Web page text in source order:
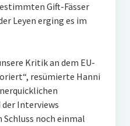
Gift-Fässer
Leyen erging es im
Kritik an dem EU-
resümierte Hanni
Interviews
noch einmal